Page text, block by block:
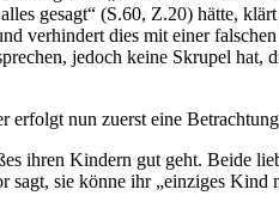
gesagt“ (S.60, Z.20) hätte,
verhindert dies mit einer
jedoch keine Skrupel hat,
nun zuerst eine
ihren Kindern gut geht. Beide
sie könne ihr „einziges Kind